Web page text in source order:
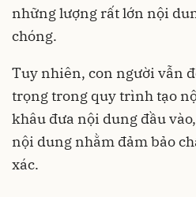
những lượng rất lớn nội
chóng.
Tuy nhiên, con người vẫn
trọng trong quy trình tạo
khâu đưa nội dung đầu
nội dung nhằm đảm bảo
xác.